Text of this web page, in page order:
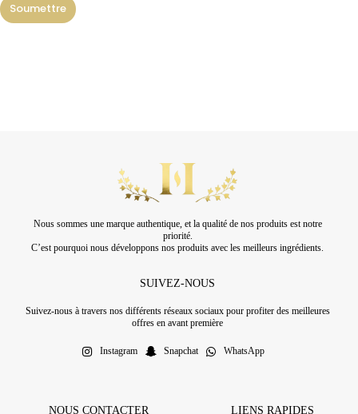
Soumettre
Nous sommes une marque authentique, et la qualité de nos produits est notre
priorité.
C’est pourquoi nous développons nos produits avec les meilleurs ingrédients.
SUIVEZ-NOUS
Suivez-nous à travers nos différents réseaux sociaux pour profiter des meilleures
offres en avant première
Instagram Snapchat WhatsApp
NOUS CONTACTER LIENS RAPIDES